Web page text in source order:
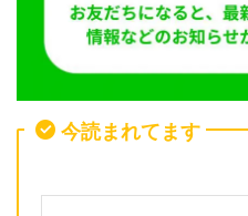
今読まれてます